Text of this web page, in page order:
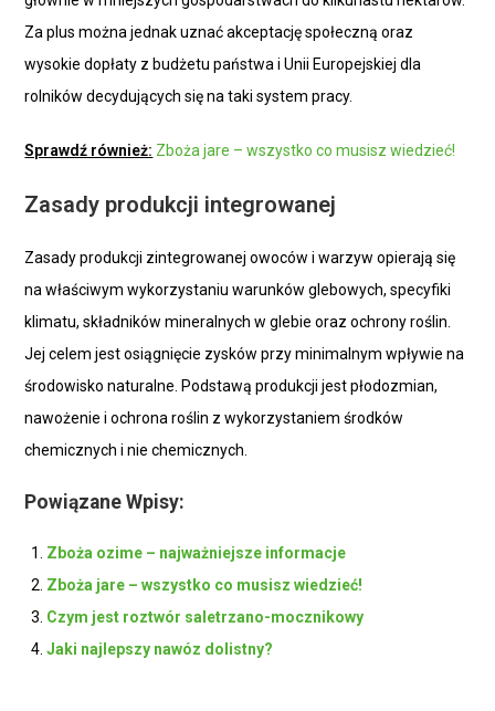
Za plus można jednak uznać akceptację społeczną oraz
wysokie dopłaty z budżetu państwa i Unii Europejskiej dla
rolników decydujących się na taki system pracy.
Sprawdź również: Zboża jare – wszystko co musisz wiedzieć!
Zasady produkcji integrowanej
Zasady produkcji zintegrowanej owoców i warzyw opierają się
na właściwym wykorzystaniu warunków glebowych, specyfiki
klimatu, składników mineralnych w glebie oraz ochrony roślin.
Jej celem jest osiągnięcie zysków przy minimalnym wpływie na
środowisko naturalne. Podstawą produkcji jest płodozmian,
nawożenie i ochrona roślin z wykorzystaniem środków
chemicznych i nie chemicznych.
Powiązane Wpisy:
Zboża ozime – najważniejsze informacje
Zboża jare – wszystko co musisz wiedzieć!
Czym jest roztwór saletrzano-mocznikowy
Jaki najlepszy nawóz dolistny?